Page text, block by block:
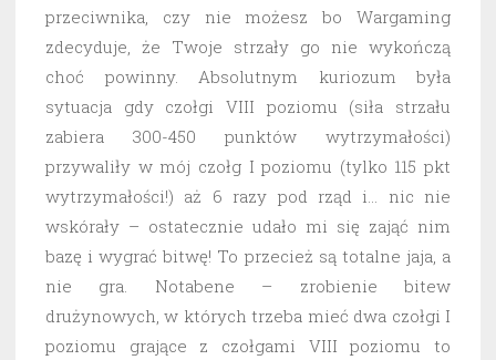
przeciwnika, czy nie możesz bo Wargaming
zdecyduje, że Twoje strzały go nie wykończą
choć powinny. Absolutnym kuriozum była
sytuacja gdy czołgi VIII poziomu (siła strzału
zabiera 300-450 punktów wytrzymałości)
przywaliły w mój czołg I poziomu (tylko 115 pkt
wytrzymałości!) aż 6 razy pod rząd i… nic nie
wskórały – ostatecznie udało mi się zająć nim
bazę i wygrać bitwę! To przecież są totalne jaja, a
nie gra. Notabene – zrobienie bitew
drużynowych, w których trzeba mieć dwa czołgi I
poziomu grające z czołgami VIII poziomu to